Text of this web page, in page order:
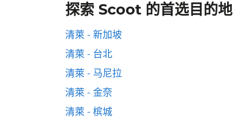
探索 Scoot 的首选目的地
清萊 - 新加坡
清萊 - 台北
清萊 - 马尼拉
清萊 - 金奈
清萊 - 槟城